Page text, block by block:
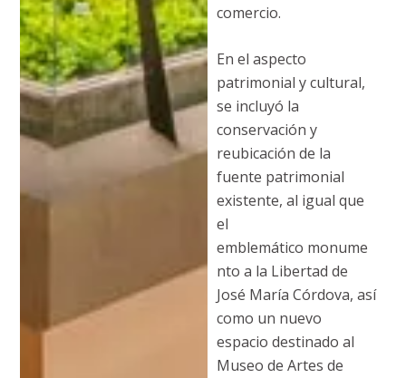
comercio.
En el aspecto
patrimonial y cultural,
se incluyó la
conservación y
reubicación de la
fuente patrimonial
existente, al igual que
el
emblemático monume
nto a la Libertad de
José María Córdova, así
como un nuevo
espacio destinado al
Museo de Artes de